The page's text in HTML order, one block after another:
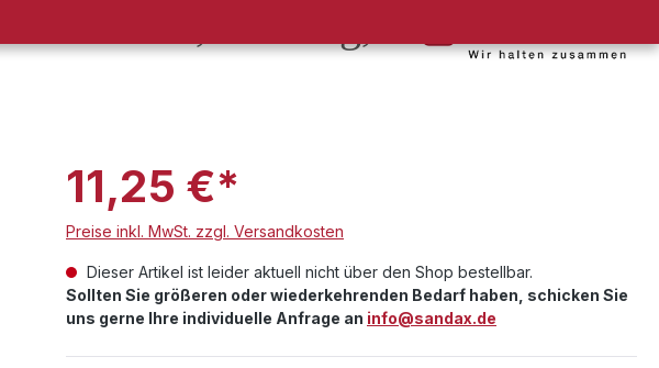
900 daN, einteilig,
11,25 €*
Preise inkl. MwSt. zzgl. Versandkosten
Dieser Artikel ist leider aktuell nicht über den Shop bestellbar.
Sollten Sie größeren oder wiederkehrenden Bedarf haben, schicken Sie
uns gerne Ihre individuelle Anfrage an info@sandax.de